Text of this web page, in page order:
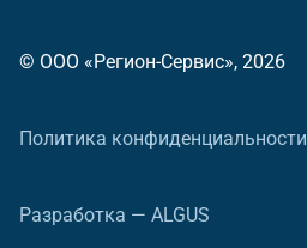
© ООО «Регион-Сервис», 2026
Политика конфиденциальности
Разработка — ALGUS